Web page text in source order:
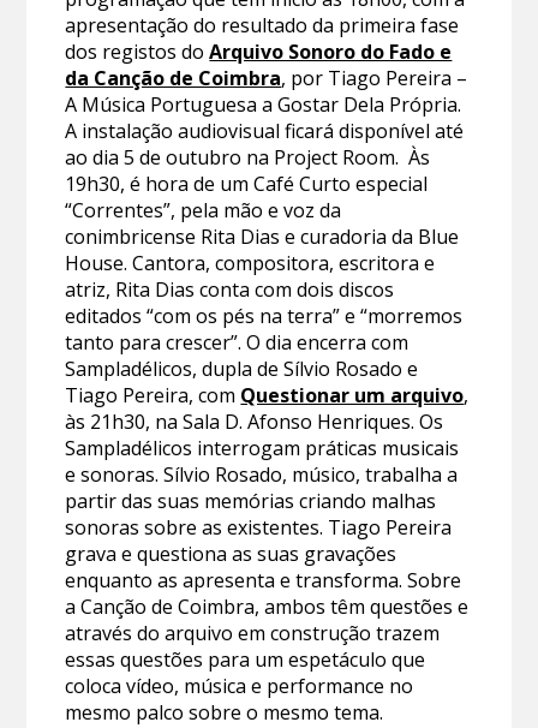
apresentação do resultado da primeira fase
dos registos doArquivo Sonoro do Fado e
da Canção de Coimbra, por Tiago Pereira –
A Música Portuguesa a Gostar Dela Própria.
A instalação audiovisual ficará disponível até
ao dia 5 de outubro na Project Room. Às
19h30, é hora de um Café Curto especial
“Correntes”, pela mão e voz da
conimbricense Rita Dias e curadoria da Blue
House. Cantora, compositora, escritora e
atriz, Rita Dias conta com dois discos
editados “com os pés na terra” e “morremos
tanto para crescer”. O dia encerra com
Sampladélicos, dupla de Sílvio Rosado e
Tiago Pereira, com Questionar um arquivo,
às 21h30, na Sala D. Afonso Henriques. Os
Sampladélicos interrogam práticas musicais
e sonoras. Sílvio Rosado, músico, trabalha a
partir das suas memórias criando malhas
sonoras sobre as existentes. Tiago Pereira
grava e questiona as suas gravações
enquanto as apresenta e transforma. Sobre
a Canção de Coimbra, ambos têm questões e
através do arquivo em construção trazem
essas questões para um espetáculo que
coloca vídeo, música e performance no
mesmo palco sobre o mesmo tema.